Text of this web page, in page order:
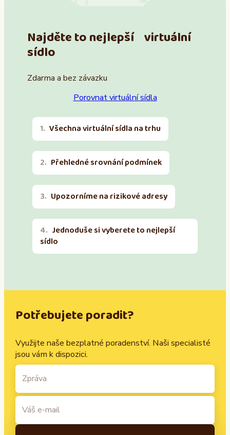
Najděte to nejlepší virtuální
sídlo
Zdarma a bez závazku
Porovnat virtuální sídla
Všechna virtuální sídla na trhu
Přehledné srovnání podmínek
Upozorníme na rizikové adresy
Jednoduše si vyberete to nejlepší
sídlo
Potřebujete poradit?
Využijte naše bezplatné poradenství. Naši specialisté
jsou vám k dispozici.